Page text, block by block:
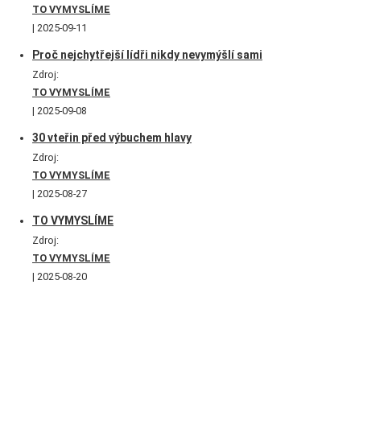
TO VYMYSLÍME
2025-09-11
Proč nejchytřejší lídři nikdy nevymýšlí sami
Zdroj:
TO VYMYSLÍME
2025-09-08
30 vteřin před výbuchem hlavy
Zdroj:
TO VYMYSLÍME
2025-08-27
TO VYMYSLÍME
Zdroj:
TO VYMYSLÍME
2025-08-20